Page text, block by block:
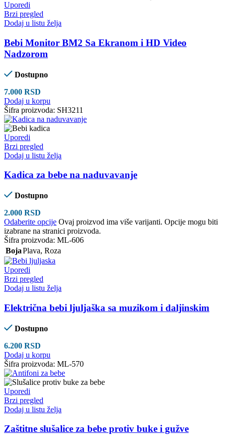
Uporedi
Brzi pregled
Dodaj u listu želja
Bebi Monitor BM2 Sa Ekranom i HD Video
Nadzorom
Dostupno
7.000 RSD
Dodaj u korpu
Šifra proizvoda: SH3211
Uporedi
Brzi pregled
Dodaj u listu želja
Kadica za bebe na naduvavanje
Dostupno
2.000 RSD
Odaberite opcije Ovaj proizvod ima više varijanti. Opcije mogu biti
izabrane na stranici proizvoda.
Šifra proizvoda: ML-606
BojaPlava, Roza
Uporedi
Brzi pregled
Dodaj u listu želja
Električna bebi ljuljaška sa muzikom i daljinskim
Dostupno
6.200 RSD
Dodaj u korpu
Šifra proizvoda: ML-570
Uporedi
Brzi pregled
Dodaj u listu želja
Zaštitne slušalice za bebe protiv buke i gužve